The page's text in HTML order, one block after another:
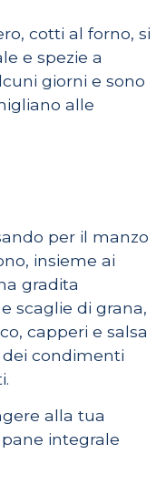
cotti al forno, si
e spezie a
giorni e sono
alle
per il manzo
insieme ai
gradita
scaglie di grana,
capperi e salsa
condimenti
alla tua
integrale